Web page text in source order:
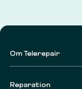
Om Telerepair
Reparation